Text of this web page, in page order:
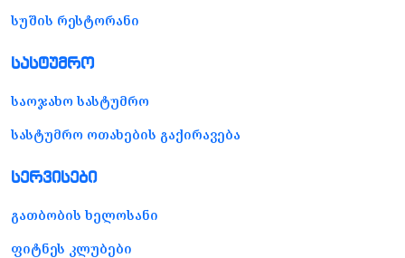
სუშის რესტორანი
სასტუმრო
საოჯახო სასტუმრო
სასტუმრო ოთახების გაქირავება
სერვისები
გათბობის ხელოსანი
ფიტნეს კლუბები